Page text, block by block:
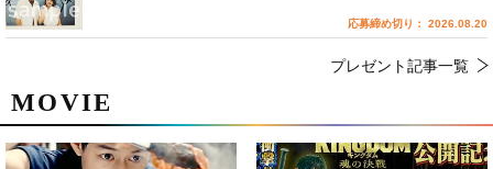
MOVIE
応募締め切り： 2026.08.20
プレゼント記事一覧